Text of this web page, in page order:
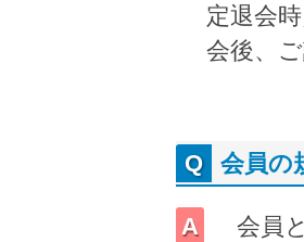
定退会
会後、
会員の
会員